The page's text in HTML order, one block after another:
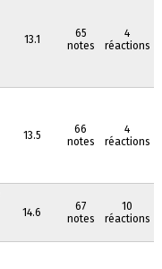
13.1
65
notes
4
réactions
13.5
66
notes
4
réactions
14.6
67
notes
10
réactions